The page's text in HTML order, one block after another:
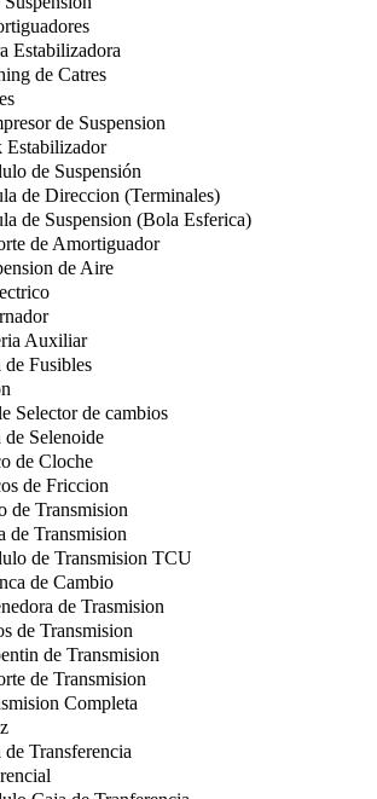
Estabilizadora
de Catres
de Suspension
Estabilizador
de Suspensión
de Direccion (Terminales)
de Suspension (Bola Esferica)
de Amortiguador
de Aire
Auxiliar
de Fusibles
Selector de cambios
de Selenoide
de Cloche
de Friccion
de Transmision
de Transmision
de Transmision TCU
de Cambio
de Trasmision
de Transmision
de Transmision
de Transmision
Completa
de Transferencia